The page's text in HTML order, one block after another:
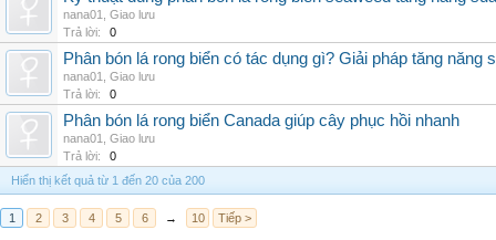
nana01
Giao lưu
Trả lời:
0
Phân bón lá rong biển có tác dụng gì? Giải pháp tăng năng
nana01
Giao lưu
Trả lời:
0
Phân bón lá rong biển Canada giúp cây phục hồi nhanh
nana01
Giao lưu
Trả lời:
0
Hiển thị kết quả từ 1 đến 20 của 200
1 2 3 4 5 6 → 10 Tiếp >